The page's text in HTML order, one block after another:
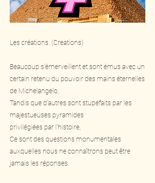
Les créations. (Creations)
Beaucoup s'émerveillent et sont émus avec un
certain retenu du pouvoir des mains éternelles
de Michelangelo,
Tandis que d'autres sont stupéfaits par les
majestueuses pyramides
privilégiées par l'histoire,
Ce sont des questions monumentales
auxquelles nous ne connaîtrons peut être
jamais les réponses.